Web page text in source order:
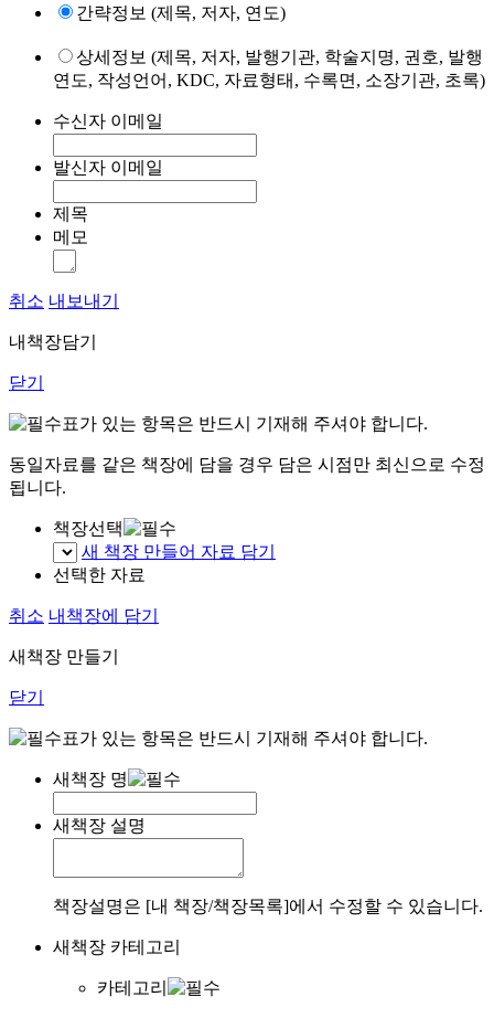
간략정보 (제목, 저자, 연도)
상세정보 (제목, 저자, 발행기관, 학술지명, 권호, 발행
연도, 작성언어, KDC, 자료형태, 수록면, 소장기관, 초록)
수신자 이메일
발신자 이메일
제목
메모
취소 내보내기
내책장담기
닫기
표가 있는 항목은 반드시 기재해 주셔야 합니다.
동일자료를 같은 책장에 담을 경우 담은 시점만 최신으로 수정
됩니다.
책장선택
새 책장 만들어 자료 담기
선택한 자료
취소 내책장에 담기
새책장 만들기
닫기
표가 있는 항목은 반드시 기재해 주셔야 합니다.
새책장 명
새책장 설명
책장설명은 [내 책장/책장목록]에서 수정할 수 있습니다.
새책장 카테고리
카테고리